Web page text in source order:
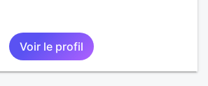
Voir le profil